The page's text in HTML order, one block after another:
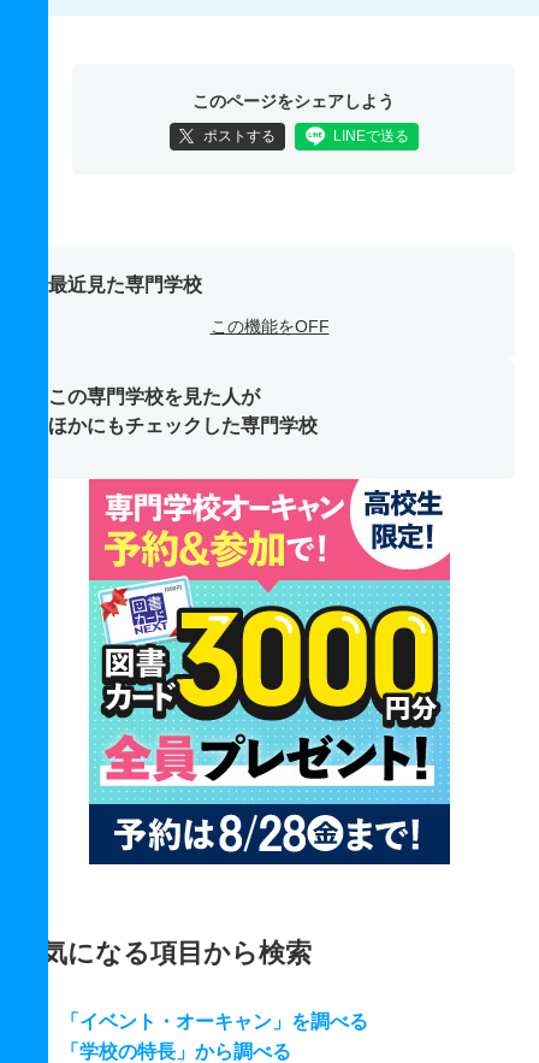
このページをシェアしよう
ポストする LINEで送る
最近見た専門学校
この機能をOFF
この専門学校を見た人が
ほかにもチェックした専門学校
気になる項目から検索
「イベント・オーキャン」を調べる
「学校の特長」から調べる